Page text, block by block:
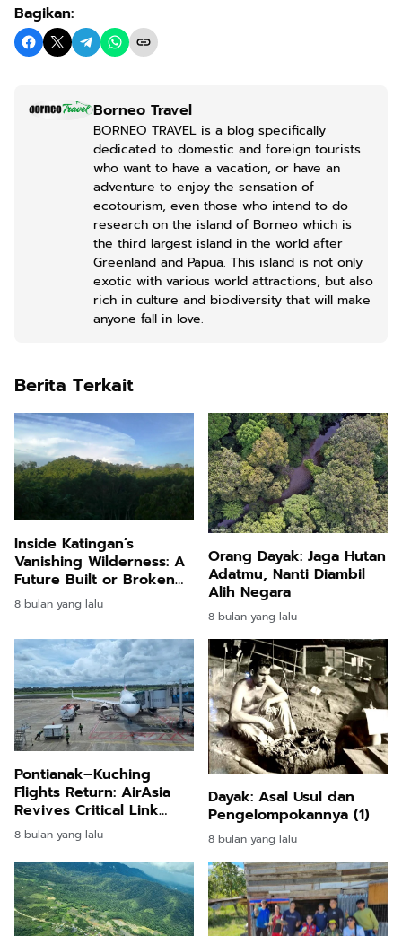
Bagikan:
Borneo Travel
BORNEO TRAVEL is a blog specifically
dedicated to domestic and foreign tourists
who want to have a vacation, or have an
adventure to enjoy the sensation of
ecotourism, even those who intend to do
research on the island of Borneo which is
the third largest island in the world after
Greenland and Papua. This island is not only
exotic with various world attractions, but also
rich in culture and biodiversity that will make
anyone fall in love.
Berita Terkait
Inside Katingan’s
Vanishing Wilderness: A
Future Built or Broken
by the Forest
8 bulan yang lalu
Orang Dayak: Jaga Hutan
Adatmu, Nanti Diambil
Alih Negara
8 bulan yang lalu
Pontianak–Kuching
Flights Return: AirAsia
Revives Critical Link
After Five Years
8 bulan yang lalu
Dayak: Asal Usul dan
Pengelompokannya (1)
8 bulan yang lalu